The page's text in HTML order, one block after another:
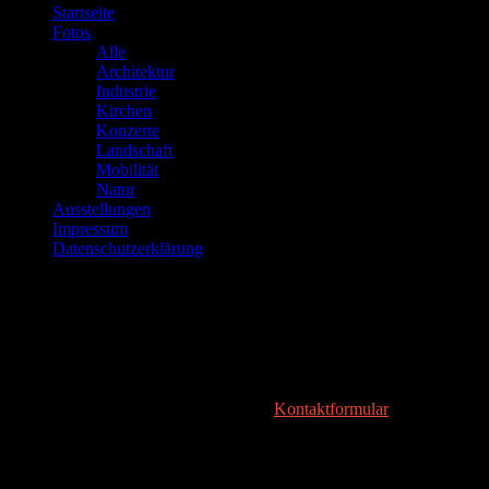
Startseite
Fotos
Alle
Architektur
Industrie
Kirchen
Konzerte
Landschaft
Mobilität
Natur
Ausstellungen
Impressum
Datenschutzerklärung
Kontaktformularnutzen, ich